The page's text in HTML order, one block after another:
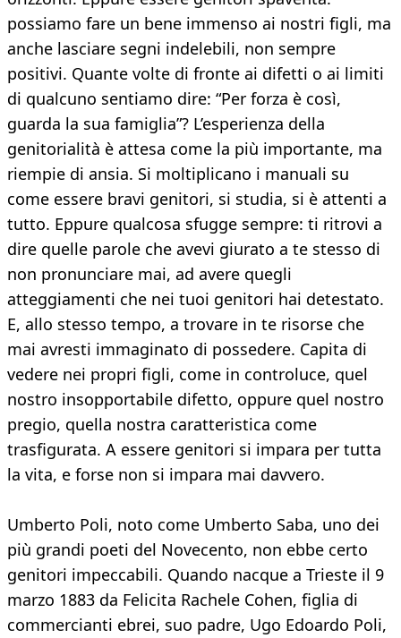
possiamo fare un bene immenso ai nostri figli, ma
anche lasciare segni indelebili, non sempre
positivi. Quante volte di fronte ai difetti o ai limiti
di qualcuno sentiamo dire: “Per forza è così,
guarda la sua famiglia”? L’esperienza della
genitorialità è attesa come la più importante, ma
riempie di ansia. Si moltiplicano i manuali su
come essere bravi genitori, si studia, si è attenti a
tutto. Eppure qualcosa sfugge sempre: ti ritrovi a
dire quelle parole che avevi giurato a te stesso di
non pronunciare mai, ad avere quegli
atteggiamenti che nei tuoi genitori hai detestato.
E, allo stesso tempo, a trovare in te risorse che
mai avresti immaginato di possedere. Capita di
vedere nei propri figli, come in controluce, quel
nostro insopportabile difetto, oppure quel nostro
pregio, quella nostra caratteristica come
trasfigurata. A essere genitori si impara per tutta
la vita, e forse non si impara mai davvero.
Umberto Poli, noto come Umberto Saba, uno dei
più grandi poeti del Novecento, non ebbe certo
genitori impeccabili. Quando nacque a Trieste il 9
marzo 1883 da Felicita Rachele Cohen, figlia di
commercianti ebrei, suo padre, Ugo Edoardo Poli,